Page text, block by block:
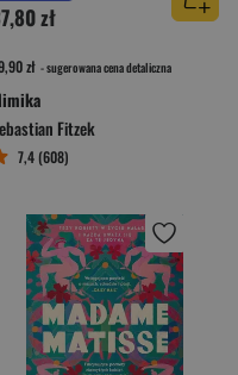
zł
zł - sugerowana cena detaliczna
Fitzek
7,4 (608)